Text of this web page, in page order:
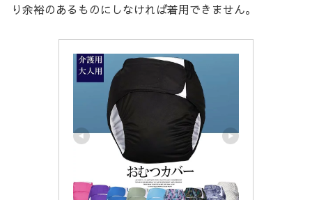
り余裕のあるものにしなければ着用できません。